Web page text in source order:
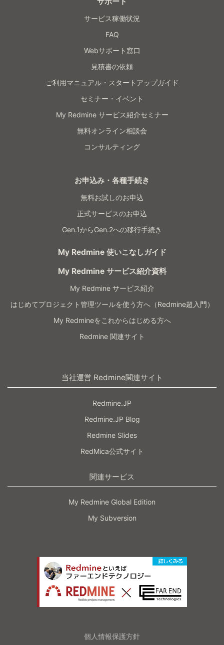
サービス稼働状況
FAQ
Webサポート窓口
見積書の依頼
ご利用マニュアル・スタートアップガイド
セミナー・イベント
My Redmine サービス紹介セミナー
無料オンライン相談会
コンサルティング
お申込み・各種手続き
無料お試しのお申込
正式サービスのお申込
Gen.1からGen.2への移行手続き
My Redmine 使いこなしガイド
My Redmine サービス紹介資料
My Redmine サービス紹介
はじめてプロジェクト管理ツールを使う方へ（Redmine超入門）
My Redmineをこれからはじめる方へ
Redmine 関連サイト
当社運営 Redmine関連サイト
Redmine.JP
Redmine.JP Blog
Redmine Slides
RedMica公式サイト
関連サービス
My Redmine Global Edition
My Subversion
個人情報保護方針